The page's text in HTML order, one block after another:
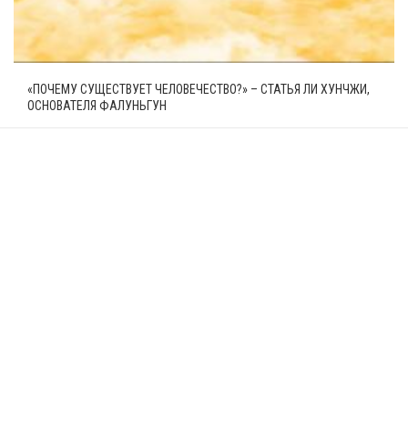
«ПОЧЕМУ СУЩЕСТВУЕТ ЧЕЛОВЕЧЕСТВО?» – СТАТЬЯ ЛИ ХУНЧЖИ,
ОСНОВАТЕЛЯ ФАЛУНЬГУН